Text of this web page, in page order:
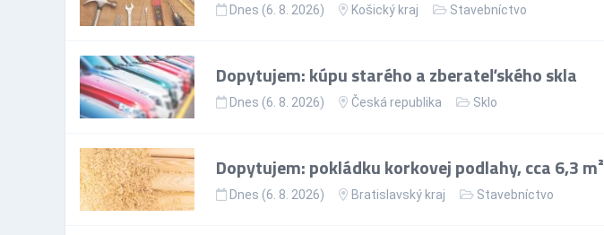
Dnes (6. 8. 2026) Košický kraj Stavebníctvo
Dopytujem: kúpu starého a zberateľského skla
Dnes (6. 8. 2026) Česká republika Sklo
Dopytujem: pokládku korkovej podlahy, cca 6,3 m²
Dnes (6. 8. 2026) Bratislavský kraj Stavebníctvo